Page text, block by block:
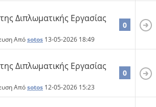
Διπλωματικής Εργασίας
Απόsotos 13-05-2026 18:49
0
Διπλωματικής Εργασίας
Απόsotos 12-05-2026 15:23
0